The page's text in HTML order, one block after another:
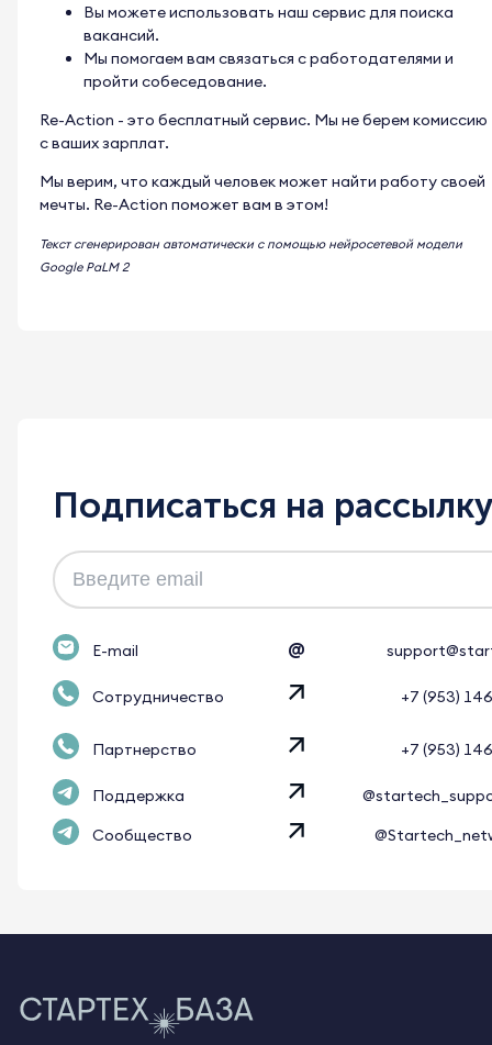
Вы можете использовать наш сервис для поиска
вакансий.
Мы помогаем вам связаться с работодателями и
пройти собеседование.
Re-Action - это бесплатный сервис. Мы не берем комиссию
с ваших зарплат.
Мы верим, что каждый человек может найти работу своей
мечты. Re-Action поможет вам в этом!
Текст сгенерирован автоматически с помощью нейросетевой модели
Google PaLM 2
Подписаться на рассылку
E-mail @
Сотрудничество +7 (953)
Партнерство +7 (953)
Поддержка
Сообщество